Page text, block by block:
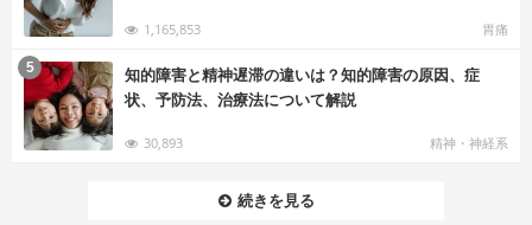
1,165,853 胃痛
知的障害と精神遅滞の違いは？知的障害の原因、症
状、予防法、治療法について解説
30,893 精神・神経系
5
続きを見る